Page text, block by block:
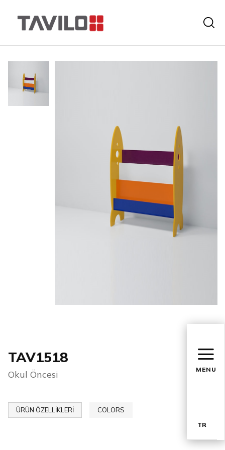
MENU
TR
TAV1518
Okul Öncesi
ÜRÜN ÖZELLİKLERİ COLORS